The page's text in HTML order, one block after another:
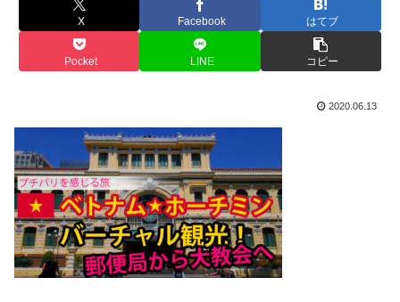
X Facebook はてブ
Pocket LINE コピー
2020.06.13